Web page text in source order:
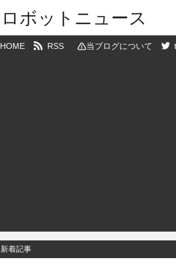
ロボットニュース
HOME RSS 当ブログについて
新着記事